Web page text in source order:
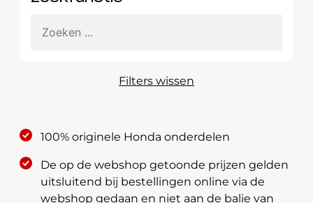
Filters wissen
100% originele Honda onderdelen
De op de webshop getoonde prijzen gelden
uitsluitend bij bestellingen online via de
webshop gedaan en niet aan de balie van